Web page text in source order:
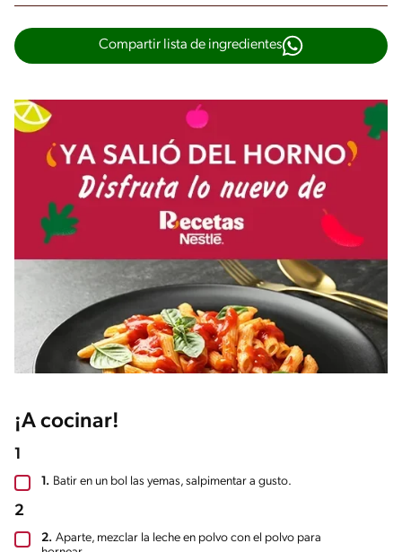
Compartir lista de ingredientes
¡A cocinar!
1
1. Batir en un bol las yemas, salpimentar a gusto.
2
2. Aparte, mezclar la leche en polvo con el polvo para